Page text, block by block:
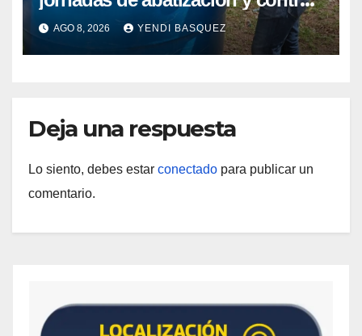
de vectores en comunidades del
Guárico
AGO 8, 2026 YENDI BASQUEZ
Deja una respuesta
Lo siento, debes estar conectado para publicar un
comentario.